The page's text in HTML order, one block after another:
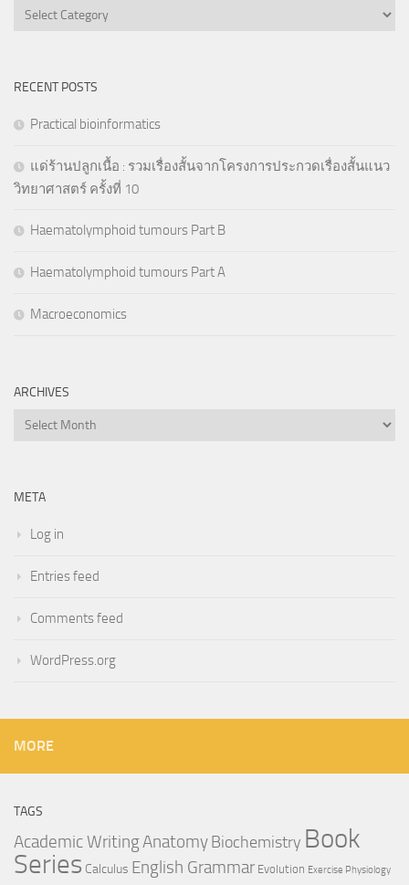
Categories
RECENT POSTS
Practical bioinformatics
แด่ร้านปลูกเนื้อ : รวมเรื่องสั้นจากโครงการประกวดเรื่องสั้นแนว
วิทยาศาสตร์ ครั้งที่ 10
Haematolymphoid tumours Part B
Haematolymphoid tumours Part A
Macroeconomics
ARCHIVES
Archives
META
Log in
Entries feed
Comments feed
WordPress.org
MORE
TAGS
Academic WritingAnatomy Biochemistry Book
Series Calculus English Grammar Evolution Exercise Physiology